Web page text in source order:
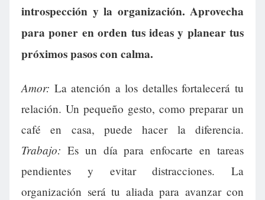
introspección y la organización. Aprovecha
para poner en orden tus ideas y planear tus
próximos pasos con calma.
Amor: La atención a los detalles fortalecerá tu
relación. Un pequeño gesto, como preparar un
café en casa, puede hacer la diferencia.
Trabajo: Es un día para enfocarte en tareas
pendientes y evitar distracciones. La
organización será tu aliada para avanzar con